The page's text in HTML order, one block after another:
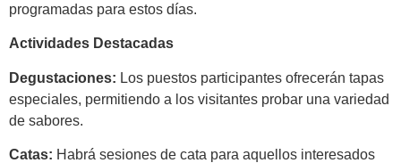
programadas para estos días.
Actividades Destacadas
Degustaciones: Los puestos participantes ofrecerán tapas
especiales, permitiendo a los visitantes probar una variedad
de sabores.
Catas: Habrá sesiones de cata para aquellos interesados